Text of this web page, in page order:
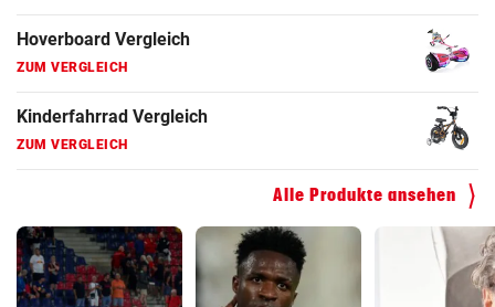
Hoverboard Vergleich
ZUM VERGLEICH
Kinderfahrrad Vergleich
ZUM VERGLEICH
Alle Produkte ansehen